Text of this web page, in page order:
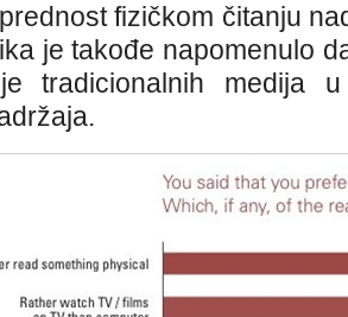
fizičkom čitanju
je takođe napomenulo
tradicionalnih medija